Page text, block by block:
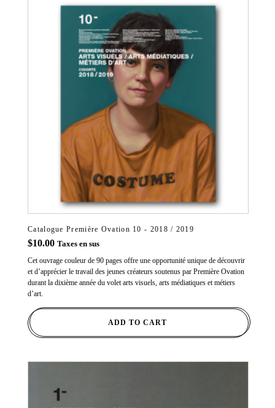
Catalogue Première Ovation 10 - 2018 / 2019
$10.00 Taxes en sus
Cet ouvrage couleur de 90 pages offre une opportunité unique de découvrir
et d’apprécier le travail des jeunes créateurs soutenus par Première Ovation
durant la dixième année du volet arts visuels, arts médiatiques et métiers
d’art.
ADD TO CART